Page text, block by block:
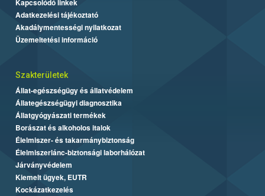
Kapcsolódó linkek
Adatkezelési tájékoztató
Akadálymentességi nyilatkozat
Üzemeltetési információ
Szakterületek
Állat-egészségügy és állatvédelem
Állategészségügyi diagnosztika
Állatgyógyászati termékek
Borászat és alkoholos italok
Élelmiszer- és takarmánybiztonság
Élelmiszerlánc-biztonsági laborhálózat
Járványvédelem
Kiemelt ügyek, EUTR
Kockázatkezelés